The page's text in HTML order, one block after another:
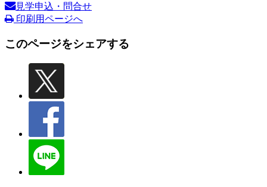
見学申込・問合せ
印刷用ページへ
このページをシェアする